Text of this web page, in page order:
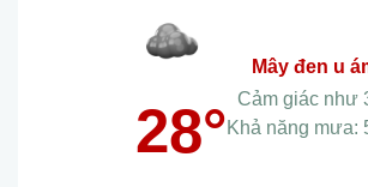
28°
mây đen u
Cảm giác như
Khả năng mưa: